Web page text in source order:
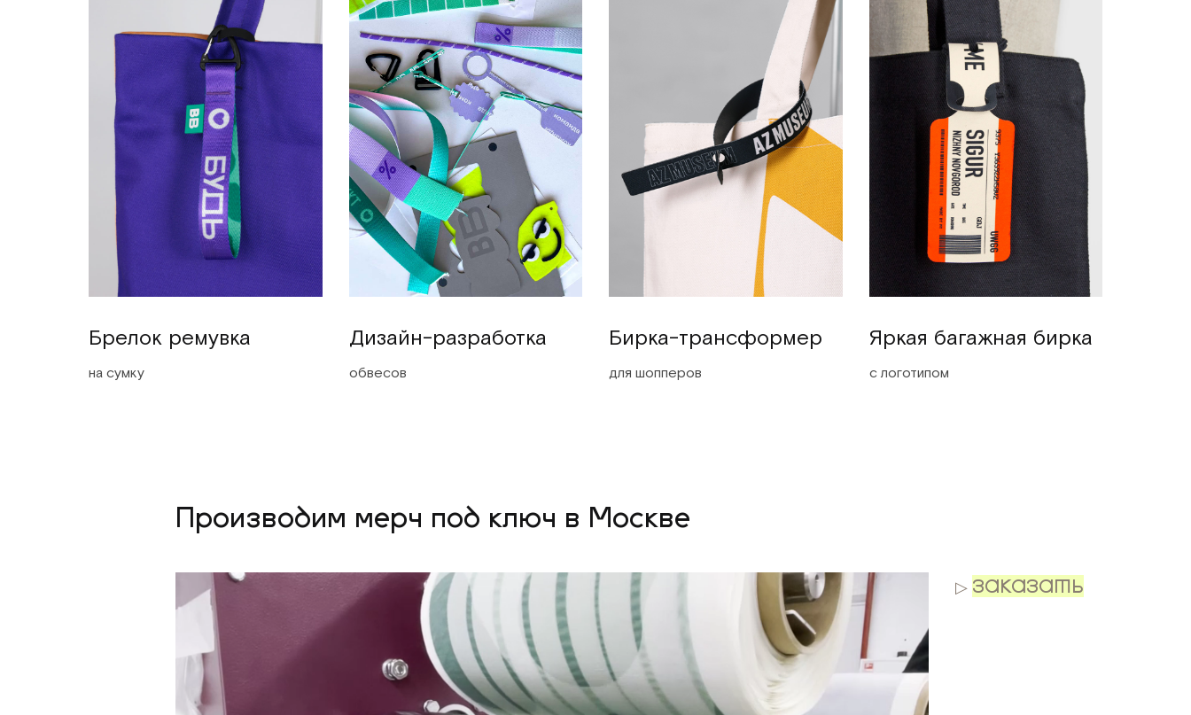
Брелок ремувка
на сумку
Дизайн-разработка
обвесов
Бирка-трансформер
для шопперов
Яркая багажная бирка
с логотипом
Производим мерч под ключ в Москве
▷ ЗАКАЗАТЬ